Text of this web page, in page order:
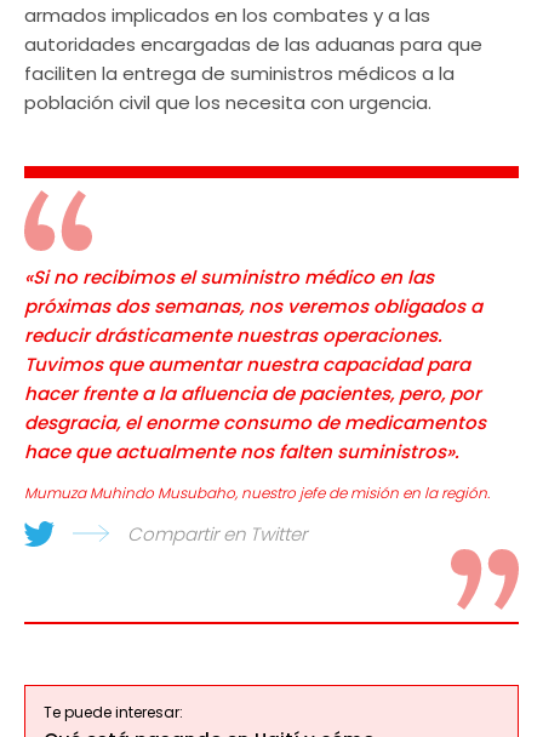
armados implicados en los combates y a las
autoridades encargadas de las aduanas para que
faciliten la entrega de suministros médicos a la
población civil que los necesita con urgencia.
«Si no recibimos el suministro médico en las
próximas dos semanas, nos veremos obligados a
reducir drásticamente nuestras operaciones.
Tuvimos que aumentar nuestra capacidad para
hacer frente a la afluencia de pacientes, pero, por
desgracia, el enorme consumo de medicamentos
hace que actualmente nos falten suministros».
Mumuza Muhindo Musubaho, nuestro jefe de misión en la región.
Compartir en Twitter
Te puede interesar: